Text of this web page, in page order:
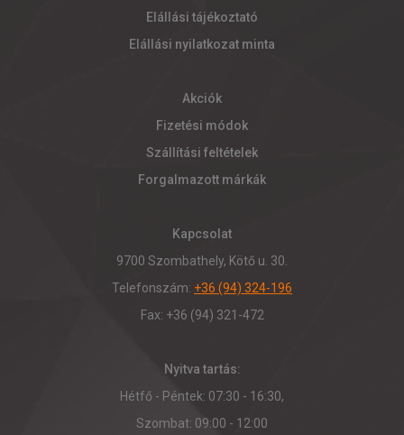
Elállási tájékoztató
Elállási nyilatkozat minta
Akciók
Fizetési módok
Szállítási feltételek
Forgalmazott márkák
Kapcsolat
9700 Szombathely, Kötő u. 30.
Telefonszám: +36 (94) 324-196
Fax: +36 (94) 321-472
Nyitva tartás:
Hétfő - Péntek: 07:30 - 16:30,
Szombat: 09:00 - 12:00